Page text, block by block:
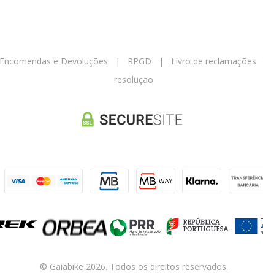
Encomendas e Devoluções | RPGD | Livro de reclamações
resolução
© Gaiabike 2026. Todos os direitos reservados.